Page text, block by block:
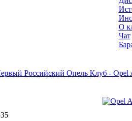
О
Чат
Российский Опель Клуб - Opel